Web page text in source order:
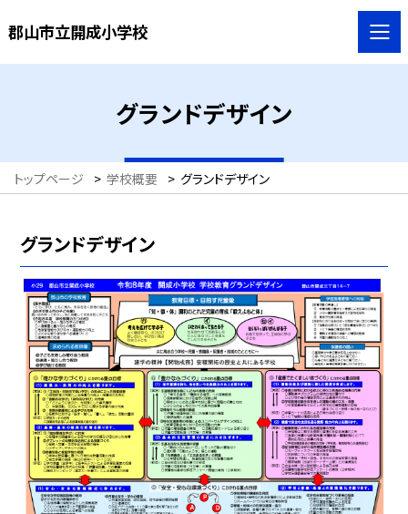
郡山市立開成小学校
グランドデザイン
トップページ > 学校概要 > グランドデザイン
グランドデザイン